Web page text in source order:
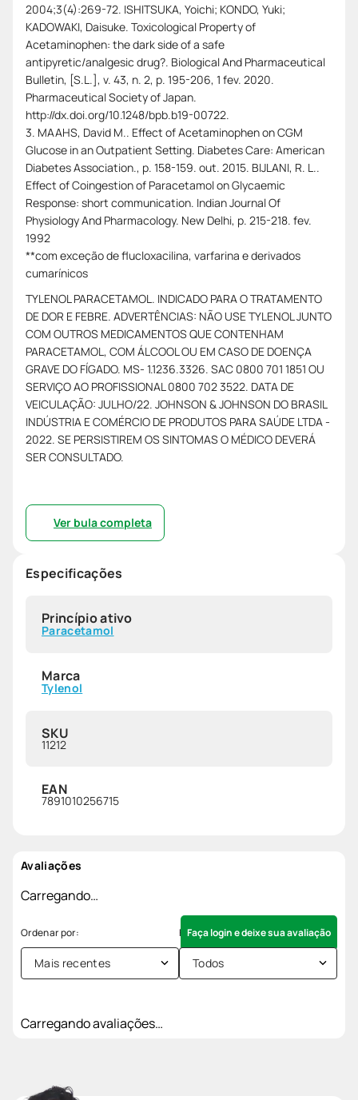
2004;3(4):269-72. ISHITSUKA, Yoichi; KONDO, Yuki;
KADOWAKI, Daisuke. Toxicological Property of
Acetaminophen: the dark side of a safe
antipyretic/analgesic drug?. Biological And Pharmaceutical
Bulletin, [S.L.], v. 43, n. 2, p. 195-206, 1 fev. 2020.
Pharmaceutical Society of Japan.
http://dx.doi.org/10.1248/bpb.b19-00722.
3. MAAHS, David M.. Effect of Acetaminophen on CGM
Glucose in an Outpatient Setting. Diabetes Care: American
Diabetes Association., p. 158-159. out. 2015. BIJLANI, R. L..
Effect of Coingestion of Paracetamol on Glycaemic
Response: short communication. Indian Journal Of
Physiology And Pharmacology. New Delhi, p. 215-218. fev.
1992
**com exceção de flucloxacilina, varfarina e derivados
cumarínicos
TYLENOL PARACETAMOL. INDICADO PARA O TRATAMENTO
DE DOR E FEBRE. ADVERTÊNCIAS: NÃO USE TYLENOL JUNTO
COM OUTROS MEDICAMENTOS QUE CONTENHAM
PARACETAMOL, COM ÁLCOOL OU EM CASO DE DOENÇA
GRAVE DO FÍGADO. MS- 1.1236.3326. SAC 0800 701 1851 OU
SERVIÇO AO PROFISSIONAL 0800 702 3522. DATA DE
VEICULAÇÃO: JULHO/22. JOHNSON & JOHNSON DO BRASIL
INDÚSTRIA E COMÉRCIO DE PRODUTOS PARA SAÚDE LTDA -
2022. SE PERSISTIREM OS SINTOMAS O MÉDICO DEVERÁ
SER CONSULTADO.
Ver bula completa
Especificações
Princípio ativo
Paracetamol
Marca
Tylenol
SKU
11212
EAN
7891010256715
Avaliações
Carregando…
Faça login e deixe sua avaliação
Mais recentes Todos
Carregando avaliações…